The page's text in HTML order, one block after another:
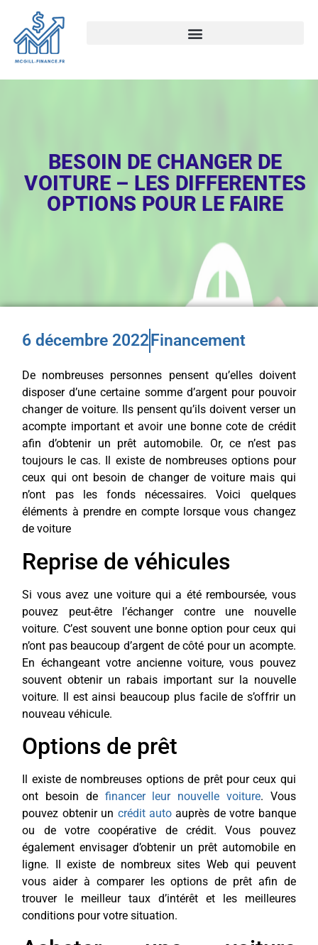
BESOIN DE CHANGER DE
VOITURE – LES DIFFERENTES
OPTIONS POUR LE FAIRE
6 décembre 2022 Financement
De nombreuses personnes pensent qu’elles doivent
disposer d’une certaine somme d’argent pour pouvoir
changer de voiture. Ils pensent qu’ils doivent verser un
acompte important et avoir une bonne cote de crédit
afin d’obtenir un prêt automobile. Or, ce n’est pas
toujours le cas. Il existe de nombreuses options pour
ceux qui ont besoin de changer de voiture mais qui
n’ont pas les fonds nécessaires. Voici quelques
éléments à prendre en compte lorsque vous changez
de voiture
Reprise de véhicules
Si vous avez une voiture qui a été remboursée, vous
pouvez peut-être l’échanger contre une nouvelle
voiture. C’est souvent une bonne option pour ceux qui
n’ont pas beaucoup d’argent de côté pour un acompte.
En échangeant votre ancienne voiture, vous pouvez
souvent obtenir un rabais important sur la nouvelle
voiture. Il est ainsi beaucoup plus facile de s’offrir un
nouveau véhicule.
Options de prêt
Il existe de nombreuses options de prêt pour ceux qui
ont besoin de financer leur nouvelle voiture. Vous
pouvez obtenir un crédit auto auprès de votre banque
ou de votre coopérative de crédit. Vous pouvez
également envisager d’obtenir un prêt automobile en
ligne. Il existe de nombreux sites Web qui peuvent
vous aider à comparer les options de prêt afin de
trouver le meilleur taux d’intérêt et les meilleures
conditions pour votre situation.